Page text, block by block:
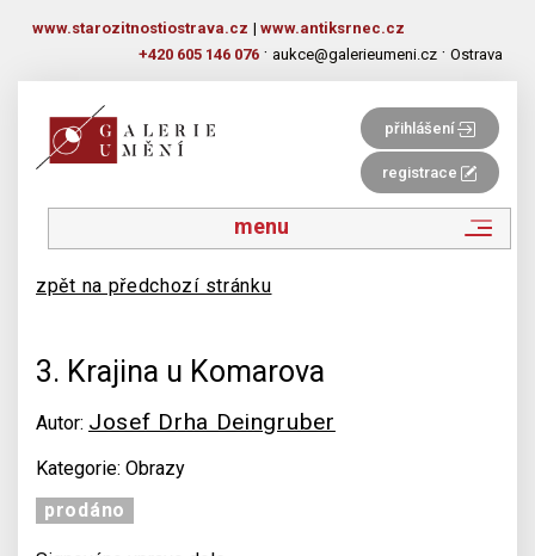
www.starozitnostiostrava.cz | www.antiksrnec.cz
+420 605 146 076 · aukce@galerieumeni.cz · Ostrava
přihlášení
registrace
menu
zpět na předchozí stránku
3. Krajina u Komarova
Autor: Josef Drha Deingruber
Kategorie: Obrazy
prodáno